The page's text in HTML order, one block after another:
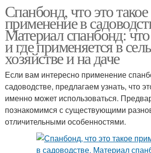
Спанбонд, что это такое
применение в
Материал спанбонд: что
и где применяется в
хозяйстве и на даче
Если вам интересно применение
садоводстве, предлагаем узнать, что
именно может использоваться.
познакомимся с существующими
отличительными особенностями.